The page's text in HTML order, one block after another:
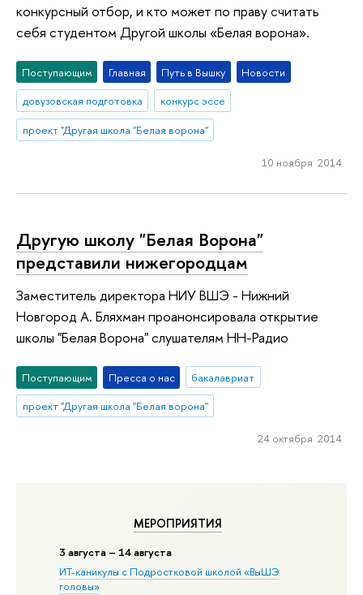
МЕРОПРИЯТИЯ
3 августа – 14 августа
ИТ-каникулы с Подростковой школой «ВыШЭ
головы»
конкурсный отбор, и кто может по праву считать
себя студентом Другой школы «Белая ворона».
Поступающим Главная Путь в Вышку
Новости
довузовская подготовка
конкурс эссе
проект "Другая школа "Белая ворона"
10 ноября 2014
Другую школу "Белая Ворона"
представили нижегородцам
Заместитель директора НИУ ВШЭ - Нижний
Новгород А. Бляхман проанонсировала открытие
школы "Белая Ворона" слушателям НН-Радио
Поступающим Пресса о нас
бакалавриат
проект "Другая школа "Белая ворона"
24 октября 2014